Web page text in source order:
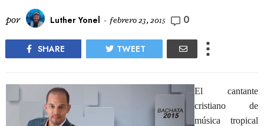
por Luther Yonel - febrero 23, 2015 0
SHARE TWEET
El cantante
cristiano de
música tropical